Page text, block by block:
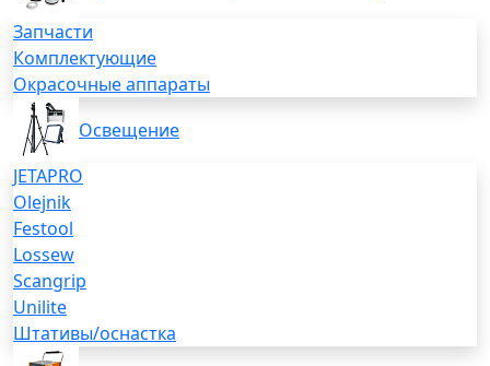
Запчасти
Комплектующие
Окрасочные аппараты
Освещение
JETAPRO
Olejnik
Festool
Lossew
Scangrip
Unilite
Штативы/оснастка